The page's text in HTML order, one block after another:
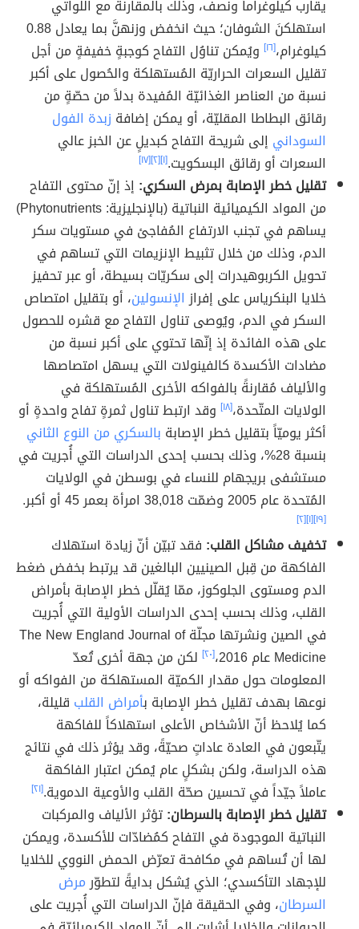
يقارب كيلوغراماً ونصف، وذلك بالمقارنة مع اللواتي
استهلكنَ الشوفان؛ حيث انخفض وزنهنَّ بما يعادل 0.88
كيلوغرام،[١٦] ويُمكن تناوُل التفاح كوجبةٍ خفيفةٍ من أجل
تقليل السعرات الحراريّة المُستهلكة والحُصول على أكبر
نسبة من العناصر الغذائيّة المُفيدة بدلاً من حصّةٍ من
رقائق البطاطا المقليّة، أو يمكن إضافة زبدة الفول
السوداني إلى شريحة التفاح كبديلٍ عن الخبز عالي
السعرات أو رقائق البسكويت.[١] [٢] [١٧]
تقليل خطر الإصابة بمرض السكري: إذ إنّ محتوى التفاح
من المواد الكيميائية النباتية (بالإنجليزية: Phytonutrients)
يساهم في تجنب الارتفاع المُفاجئ في مستويات سكر
الدم، وذلك من خلال تثبيط الإنزيمات التي تساهم في
تحويل الكربوهيدرات إلى سكريّات بسيطة، أو عبر تحفيز
خلايا البنكرياس على إفرازالإنسولين، أو بتقليل امتصاص
السكر في الدم، ويُوصى تناول التفاح مع قشره للحصول
على هذه الفائدة إذ إنّها تحتوي على أكبر نسبة من
مضادات الأكسدة كالفينولات التي يسهل امتصاصها
والألياف مُقارنةً بالفواكه الأخرى المُستهلكة في
الولايات المتّحدة،[١٨] وقد ارتبط تناول ثمرةٍ تفاح واحدةٍ أو
أكثر يوميّاً بتقليل خطر الإصابة بالسكري من النوع الثاني
بنسبة 28%، وذلك بحسب إحدى الدراسات التي أُجريت في
مستشفى بريجهام للنساء في بوسطن في الولايات
المُتحدة عام 2005 وضمّت 38,018 امرأة بعمر 45 أو أكبر.
[١٩] [١] [٢]
تخفيف مشاكل القلب: فقد تبيّن أنّ زيادة استهلاك
الفاكهة من قِبل الصينيين البالغين قد يرتبط بخفض ضغط
الدم ومستوى الجلوكوز، ممّا يُقلّل خطر الإصابة بأمراض
القلب، وذلك بحسب إحدى الدراسات الأولية التي أُجريت
في الصين ونشرتها مجلّة The New England Journal of
Medicine عام 2016،
[٢٠] لكن من جهة أخرى تُعدّ
المعلومات حول مقدار الكميّة المستهلكة من الفواكه أو
نوعها بهدف تقليل خطر الإصابة بأمراض القلب قليلة،
كما يُلاحظ أنّ الأشخاص الأعلى استهلاكاً للفاكهة
يتّبعون في العادة عاداتٍ صحيّةً، وقد يؤثر ذلك في نتائج
هذه الدراسة، ولكن بشكلٍ عام يُمكن اعتبار الفاكهة
عاملاً جيّداً في تحسين صحّة القلب والأوعية الدموية.[٢١]
تقليل خطر الإصابة بالسرطان:تؤثر الألياف والمركبات
النباتية الموجودة في التفاح كمُضادّات للأكسدة، ويمكن
لها أن تُساهم في مكافحة تعرّض الحمض النووي للخلايا
للإجهاد التأكسدي؛ الذي يُشكل بدايةً لتطوّرمرض
السرطان، وفي الحقيقة فإنّ الدراسات التي أُجريت على